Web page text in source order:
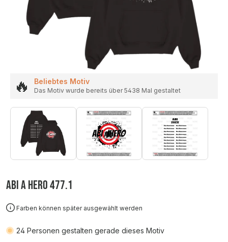
🔥 Beliebtes Motiv
Das Motiv wurde bereits über 5438 Mal gestaltet
ABI A HERO 477.1
Farben können später ausgewählt werden
24 Personen gestalten gerade dieses Motiv